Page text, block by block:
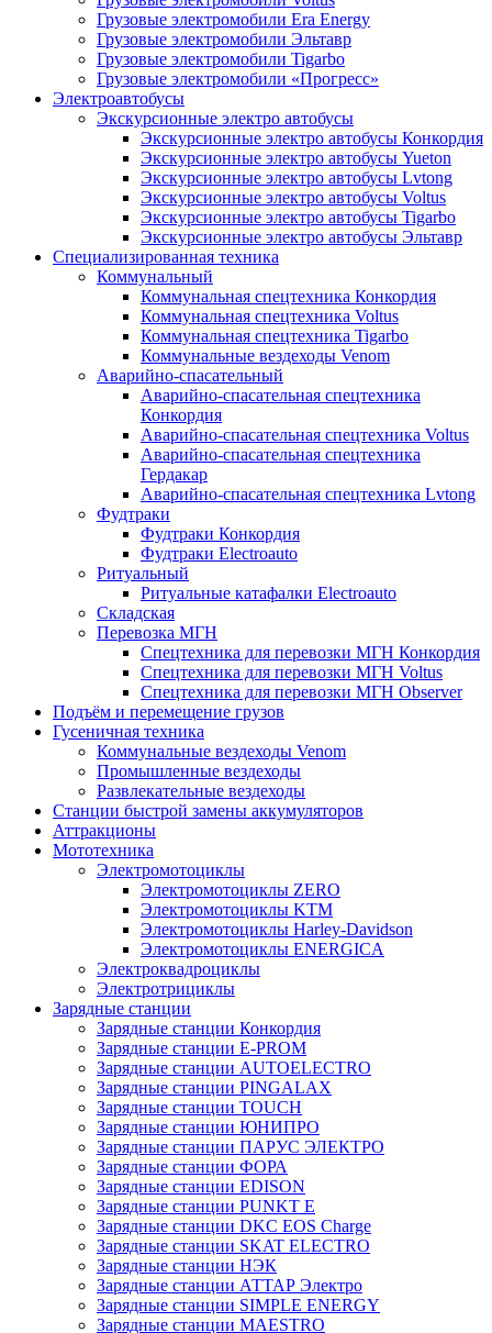
Грузовые электромобили Era Energy
Грузовые электромобили Эльтавр
Грузовые электромобили Tigarbo
Грузовые электромобили «Прогресс»
Электроавтобусы
Экскурсионные электро автобусы
Экскурсионные электро автобусы Конкордия
Экскурсионные электро автобусы Yueton
Экскурсионные электро автобусы Lvtong
Экскурсионные электро автобусы Voltus
Экскурсионные электро автобусы Tigarbo
Экскурсионные электро автобусы Эльтавр
Специализированная техника
Коммунальный
Коммунальная спецтехника Конкордия
Коммунальная спецтехника Voltus
Коммунальная спецтехника Tigarbo
Коммунальные вездеходы Venom
Аварийно-спасательный
Аварийно-спасательная спецтехника
Конкордия
Аварийно-спасательная спецтехника Voltus
Аварийно-спасательная спецтехника
Гердакар
Аварийно-спасательная спецтехника Lvtong
Фудтраки
Фудтраки Конкордия
Фудтраки Electroauto
Ритуальный
Ритуальные катафалки Electroauto
Складская
Перевозка МГН
Спецтехника для перевозки МГН Конкордия
Спецтехника для перевозки МГН Voltus
Спецтехника для перевозки МГН Observer
Подъём и перемещение грузов
Гусеничная техника
Коммунальные вездеходы Venom
Промышленные вездеходы
Развлекательные вездеходы
Станции быстрой замены аккумуляторов
Аттракционы
Мототехника
Электромотоциклы
Электромотоциклы ZERO
Электромотоциклы KTM
Электромотоциклы Harley-Davidson
Электромотоциклы ENERGICA
Электроквадроциклы
Электротрициклы
Зарядные станции
Зарядные станции Конкордия
Зарядные станции E-PROM
Зарядные станции AUTOELECTRO
Зарядные станции PINGALAX
Зарядные станции TOUCH
Зарядные станции ЮНИПРО
Зарядные станции ПАРУС ЭЛЕКТРО
Зарядные станции ФОРА
Зарядные станции EDISON
Зарядные станции PUNKT E
Зарядные станции DKC EOS Charge
Зарядные станции SKAT ELECTRO
Зарядные станции НЭК
Зарядные станции АТТАР Электро
Зарядные станции SIMPLE ENERGY
Зарядные станции MAESTRO